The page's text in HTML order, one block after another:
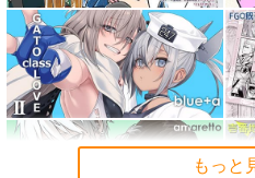
泊めたら懐かれた
魔王マーラ煩悩学園 ～勇者、教師に
時
Summer Challenger/水瀬いの
ラ
もっと